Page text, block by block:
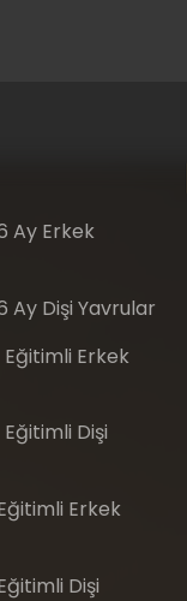
Ay Erkek
Ay Dişi Yavrular
Erkek
Dişi
Erkek
Dişi